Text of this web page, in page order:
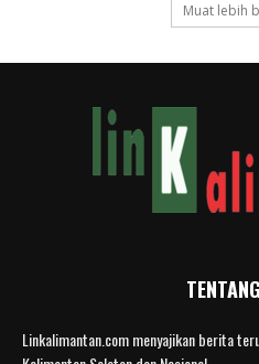
Muat lebih
Linkalimantan.com menyajikan berita